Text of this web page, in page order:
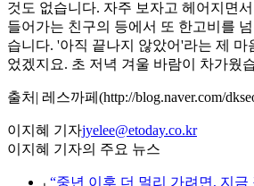
것도 없습니다. 자주 보자고 헤어지면
들어가는 친구의 등에서 또 한고비를
습니다. '아직 끝나지 않았어'라는 제 마
었겠지요. 초 저녁 겨울 바람이 차가웠
출처| 레스까페(http://blog.naver.com/
이지혜 기자jyelee@etoday.co.kr
이지혜 기자의 주요 뉴스
⌞ “중년 이후 더 멀리 가려면, 지금